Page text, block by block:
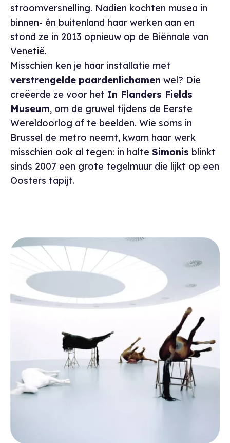
stroomversnelling. Nadien kochten musea in
binnen- én buitenland haar werken aan en
stond ze in 2013 opnieuw op de Biënnale van
Venetië.
Misschien ken je haar installatie met
verstrengelde paardenlichamen wel? Die
creëerde ze voor het In Flanders Fields
Museum, om de gruwel tijdens de Eerste
Wereldoorlog af te beelden. Wie soms in
Brussel de metro neemt, kwam haar werk
misschien ook al tegen: in halte Simonis blinkt
sinds 2007 een grote tegelmuur die lijkt op een
Oosters tapijt.